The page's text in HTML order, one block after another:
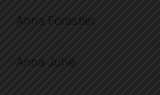
Anna Forastier
Anna Juhé